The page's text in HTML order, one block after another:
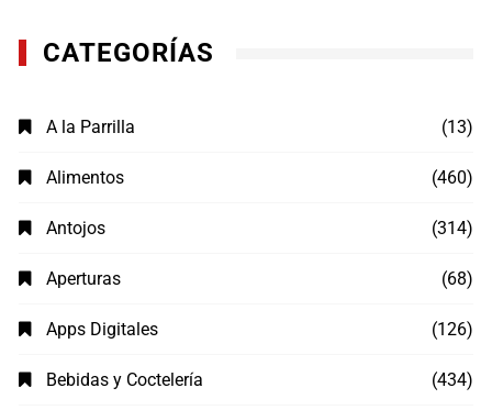
CATEGORÍAS
A la Parrilla (13)
Alimentos (460)
Antojos (314)
Aperturas (68)
Apps Digitales (126)
Bebidas y Coctelería (434)